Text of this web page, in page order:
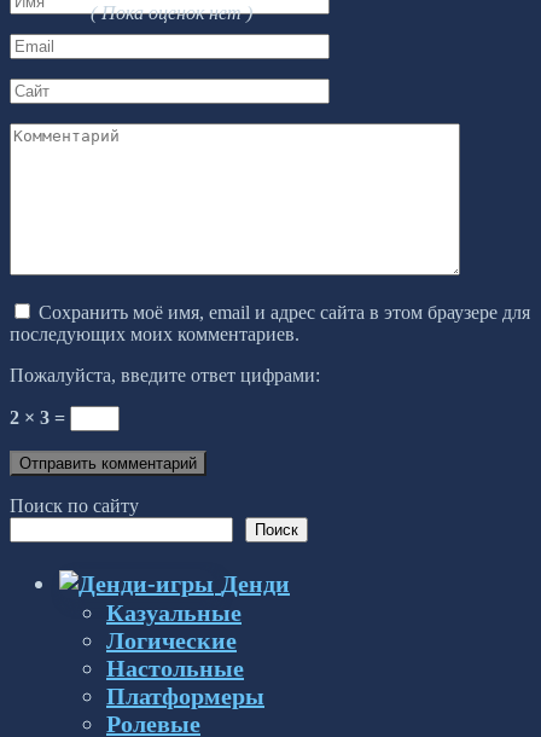
( Пока оценок нет )
*
Email
*
Сайт
Комментарий
Сохранить моё имя, email и адрес сайта в этом браузере для
последующих моих комментариев.
Пожалуйста, введите ответ цифрами:
2 × 3 =
Поиск по сайту
Поиск
Денди
Казуальные
Логические
Настольные
Платформеры
Ролевые